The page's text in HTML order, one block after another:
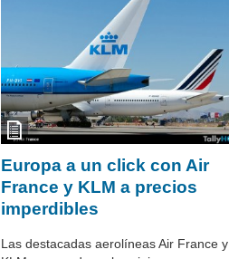
Europa a un click con Air
France y KLM a precios
imperdibles
Las destacadas aerolíneas Air France y